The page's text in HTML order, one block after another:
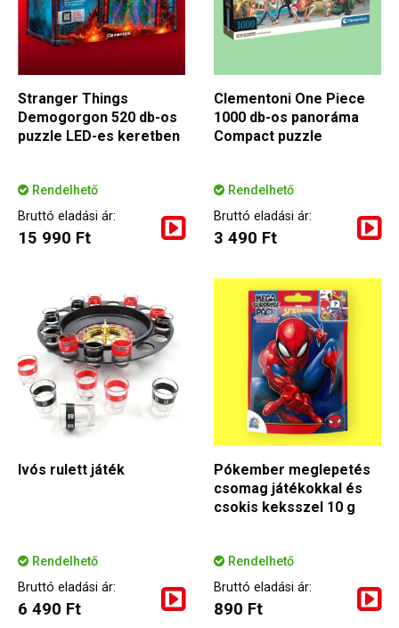
Stranger Things
Demogorgon 520 db-os
puzzle LED-es keretben
Rendelhető
Bruttó eladási ár:
15 990 Ft
Clementoni One Piece
1000 db-os panoráma
Compact puzzle
Rendelhető
Bruttó eladási ár:
3 490 Ft
Ivós rulett játék
Rendelhető
Bruttó eladási ár:
6 490 Ft
Pókember meglepetés
csomag játékokkal és
csokis keksszel 10 g
Rendelhető
Bruttó eladási ár:
890 Ft